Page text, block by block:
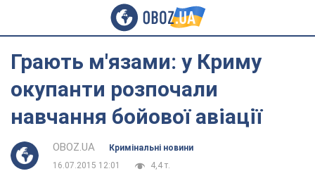
Грають м'язами: у Криму
окупанти розпочали
навчання бойової авіації
OBOZ.UA
Кримінальні новини
16.07.2015 12:01
4,4 т.